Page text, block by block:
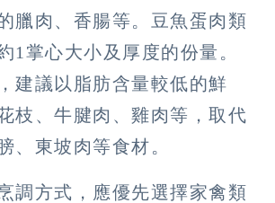
臘肉、香腸等。豆魚蛋肉類
1掌心大小及厚度的份量。
建議以脂肪含量較低的鮮
枝、牛腱肉、雞肉等，取代
、東坡肉等食材。
調方式，應優先選擇家禽類